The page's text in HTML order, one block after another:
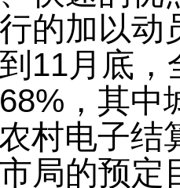
的加以动
11月底 ，
68% ， 其中
村电子结
局的预定